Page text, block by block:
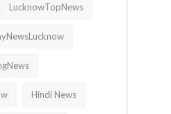
LucknowTopNews
Hindi News